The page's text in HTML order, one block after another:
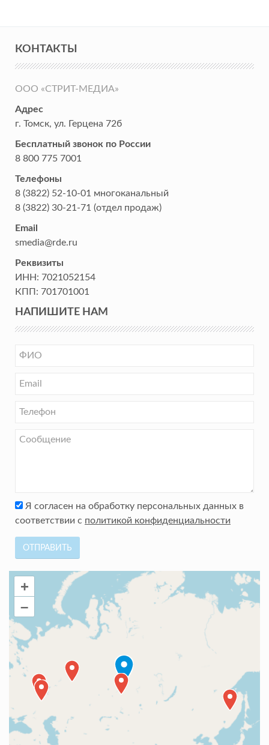
КОНТАКТЫ
ООО «СТРИТ-МЕДИА»
Адрес
г. Томск, ул. Герцена 72б
Бесплатный звонок по России
8 800 775 7001
Телефоны
8 (3822) 52-10-01 многоканальный
8 (3822) 30-21-71 (отдел продаж)
Email
smedia@rde.ru
Реквизиты
ИНН: 7021052154
КПП: 701701001
НАПИШИТЕ НАМ
Я согласен на обработку персональных данных в
соответствии с политикой конфиденциальности
ОТПРАВИТЬ
+
–